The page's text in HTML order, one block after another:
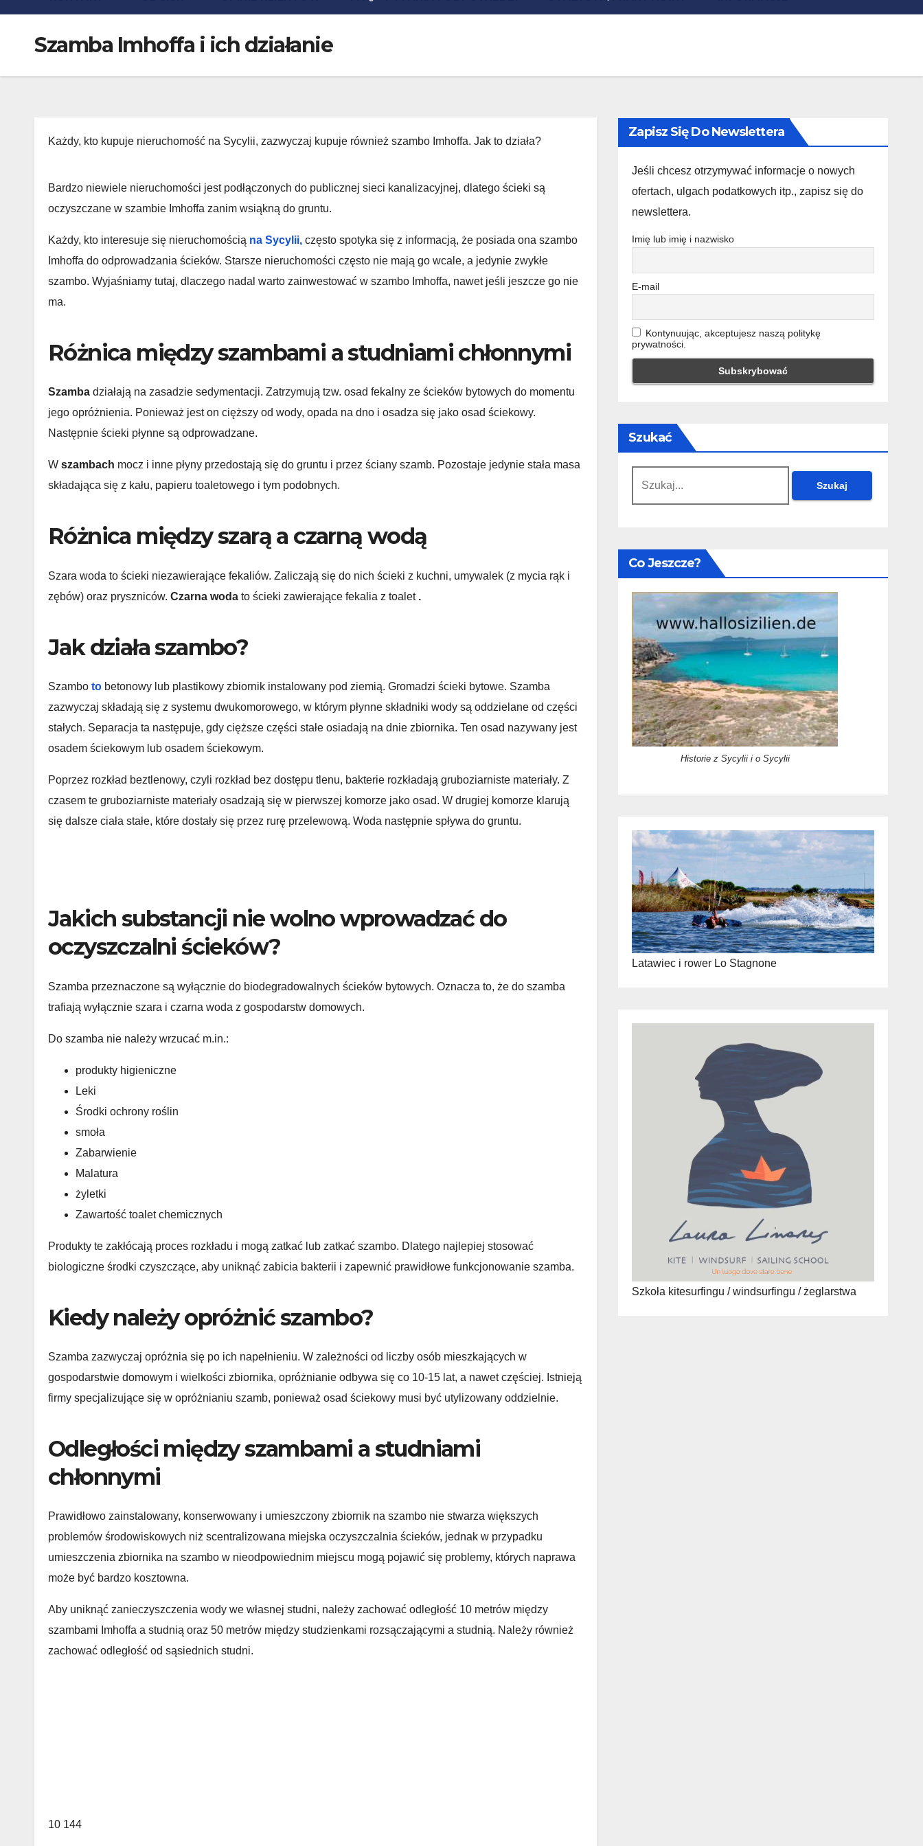
Szamba Imhoffa i ich działanie
Każdy, kto kupuje nieruchomość na Sycylii, zazwyczaj kupuje również szambo Imhoffa. Jak to działa?
Bardzo niewiele nieruchomości jest podłączonych do publicznej sieci kanalizacyjnej, dlatego ścieki są
oczyszczane w szambie Imhoffa zanim wsiąkną do gruntu.
Każdy, kto interesuje się nieruchomością na Sycylii, często spotyka się z informacją, że posiada ona szambo
Imhoffa do odprowadzania ścieków. Starsze nieruchomości często nie mają go wcale, a jedynie zwykłe
szambo. Wyjaśniamy tutaj, dlaczego nadal warto zainwestować w szambo Imhoffa, nawet jeśli jeszcze go nie
ma.
Różnica między szambami a studniami chłonnymi
Szamba działają na zasadzie sedymentacji. Zatrzymują tzw. osad fekalny ze ścieków bytowych do momentu
jego opróżnienia. Ponieważ jest on cięższy od wody, opada na dno i osadza się jako osad ściekowy.
Następnie ścieki płynne są odprowadzane.
W szambach mocz i inne płyny przedostają się do gruntu i przez ściany szamb. Pozostaje jedynie stała masa
składająca się z kału, papieru toaletowego i tym podobnych.
Różnica między szarą a czarną wodą
Szara woda to ścieki niezawierające fekaliów. Zaliczają się do nich ścieki z kuchni, umywalek (z mycia rąk i
zębów) oraz pryszniców. Czarna woda to ścieki zawierające fekalia z toalet .
Jak działa szambo?
Szambo to betonowy lub plastikowy zbiornik instalowany pod ziemią. Gromadzi ścieki bytowe. Szamba
zazwyczaj składają się z systemu dwukomorowego, w którym płynne składniki wody są oddzielane od części
stałych. Separacja ta następuje, gdy cięższe części stałe osiadają na dnie zbiornika. Ten osad nazywany jest
osadem ściekowym lub osadem ściekowym.
Poprzez rozkład beztlenowy, czyli rozkład bez dostępu tlenu, bakterie rozkładają gruboziarniste materiały. Z
czasem te gruboziarniste materiały osadzają się w pierwszej komorze jako osad. W drugiej komorze klarują
się dalsze ciała stałe, które dostały się przez rurę przelewową. Woda następnie spływa do gruntu.
Jakich substancji nie wolno wprowadzać do
oczyszczalni ścieków?
Szamba przeznaczone są wyłącznie do biodegradowalnych ścieków bytowych. Oznacza to, że do szamba
trafiają wyłącznie szara i czarna woda z gospodarstw domowych.
Do szamba nie należy wrzucać m.in.:
produkty higieniczne
Leki
Środki ochrony roślin
smoła
Zabarwienie
Malatura
żyletki
Zawartość toalet chemicznych
Produkty te zakłócają proces rozkładu i mogą zatkać lub zatkać szambo. Dlatego najlepiej stosować
biologiczne środki czyszczące, aby uniknąć zabicia bakterii i zapewnić prawidłowe funkcjonowanie szamba.
Kiedy należy opróżnić szambo?
Szamba zazwyczaj opróżnia się po ich napełnieniu. W zależności od liczby osób mieszkających w
gospodarstwie domowym i wielkości zbiornika, opróżnianie odbywa się co 10-15 lat, a nawet częściej. Istnieją
firmy specjalizujące się w opróżnianiu szamb, ponieważ osad ściekowy musi być utylizowany oddzielnie.
Odległości między szambami a studniami
chłonnymi
Prawidłowo zainstalowany, konserwowany i umieszczony zbiornik na szambo nie stwarza większych
problemów środowiskowych niż scentralizowana miejska oczyszczalnia ścieków, jednak w przypadku
umieszczenia zbiornika na szambo w nieodpowiednim miejscu mogą pojawić się problemy, których naprawa
może być bardzo kosztowna.
Aby uniknąć zanieczyszczenia wody we własnej studni, należy zachować odległość 10 metrów między
szambami Imhoffa a studnią oraz 50 metrów między studzienkami rozsączającymi a studnią. Należy również
zachować odległość od sąsiednich studni.
10 144
Zapisz Się Do Newslettera
Jeśli chcesz otrzymywać informacje o nowych
ofertach, ulgach podatkowych itp., zapisz się do
newslettera.
Imię lub imię i nazwisko
E-mail
Kontynuując, akceptujesz naszą politykę
prywatności.
Szukać
Co Jeszcze?
Historie z Sycylii i o Sycylii
Latawiec i rower Lo Stagnone
Szkoła kitesurfingu / windsurfingu / żeglarstwa